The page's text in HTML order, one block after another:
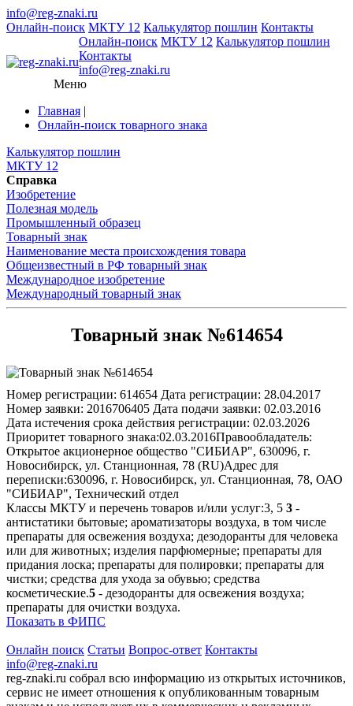
info@reg-znaki.ru
Онлайн-поиск МКТУ 12 Калькулятор пошлин Контакты
Онлайн-поиск МКТУ 12 Калькулятор пошлин
Контакты
info@reg-znaki.ru
Меню
Главная |
Онлайн-поиск товарного знака
Калькулятор пошлин
МКТУ 12
Справка
Изобретение
Полезная модель
Промышленный образец
Товарный знак
Наименование места происхождения товара
Общеизвестный в РФ товарный знак
Международное изобретение
Международный товарный знак
Товарный знак №614654
Номер регистрации: 614654 Дата регистрации: 28.04.2017
Номер заявки: 2016706405 Дата подачи заявки: 02.03.2016
Дата истечения срока действия регистрации: 02.03.2026
Приоритет товарного знака:02.03.2016Правообладатель:
Открытое акционерное общество "СИБИАР", 630096, г.
Новосибирск, ул. Станционная, 78 (RU)Адрес для
переписки:630096, г. Новосибирск, ул. Станционная, 78, ОАО
"СИБИАР", Технический отдел
Классы МКТУ и перечень товаров и/или услуг:3, 5 3 -
антистатики бытовые; ароматизаторы воздуха, в том числе
препараты для освежения воздуха; дезодоранты для человека
или для животных; изделия парфюмерные; препараты для
придания лоска; препараты для полировки; препараты для
чистки; средства для ухода за обувью; средства
косметические.5 - дезодоранты для освежения воздуха;
препараты для очистки воздуха.
Показать в ФИПС
Онлайн поиск Статьи Вопрос-ответ Контакты
info@reg-znaki.ru
reg-znaki.ru собрал всю информацию из открытых источников,
сервис не имеет отношения к опубликованным товарным